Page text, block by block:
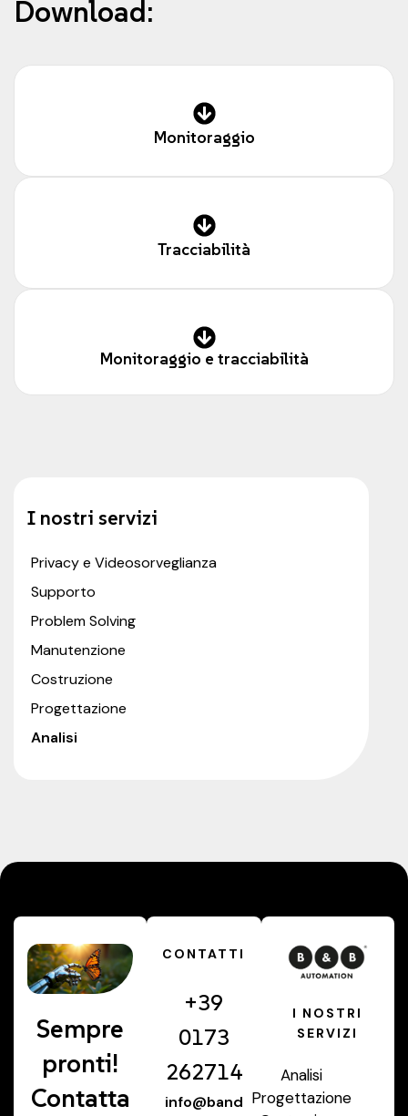
Download:
Monitoraggio
Tracciabilità
Monitoraggio e tracciabilità
I nostri servizi
Privacy e Videosorveglianza
Supporto
Problem Solving
Manutenzione
Costruzione
Progettazione
Analisi
Sempre
pronti!
Contatta
CONTATTI
+39
0173
262714
info@band
I NOSTRI
SERVIZI
Analisi
Progettazione